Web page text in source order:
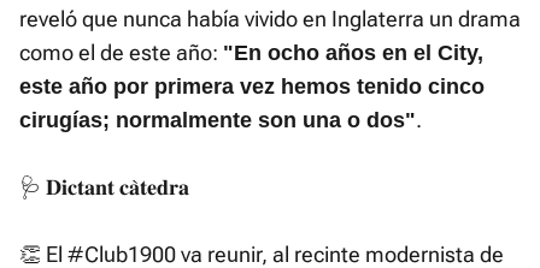
reveló que nunca había vivido en Inglaterra un drama
como el de este año: "En ocho años en el City,
este año por primera vez hemos tenido cinco
cirugías; normalmente son una o dos".
🩺 𝐃𝐢𝐜𝐭𝐚𝐧𝐭 𝐜𝐚̀𝐭𝐞𝐝𝐫𝐚
👏 El #Club1900va reunir, al recinte modernista de